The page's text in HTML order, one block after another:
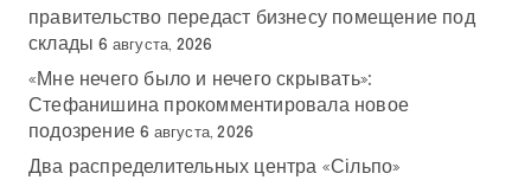
правительство передаст бизнесу помещение под
склады 6 августа, 2026
«Мне нечего было и нечего скрывать»:
Стефанишина прокомментировала новое
подозрение 6 августа, 2026
Два распределительных центра «Сільпо»